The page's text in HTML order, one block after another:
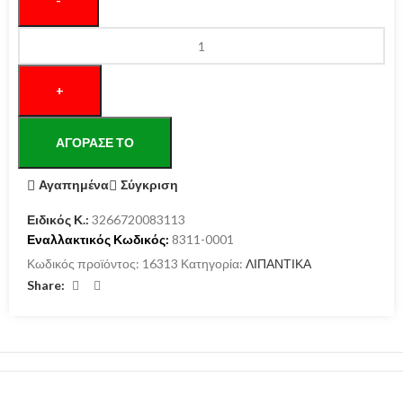
ΑΓΌΡΑΣΕ ΤΟ
Αγαπημένα Σύγκριση
Ειδικός Κ.: 3266720083113
Εναλλακτικός Κωδικός: 8311-0001
Κωδικός προϊόντος: 16313 Κατηγορία: ΛΙΠΑΝΤΙΚΑ
Share: